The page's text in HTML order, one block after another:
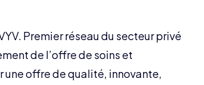
Premier réseau du secteur privé
de l’offre de soins et
une offre de qualité, innovante,